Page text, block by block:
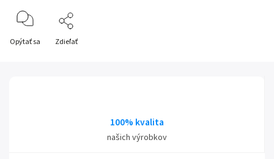
Opýtať sa Zdieľať
100% kvalita
našich výrobkov